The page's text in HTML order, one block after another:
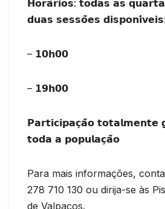
𝗛𝗼𝗿𝗮́𝗿𝗶𝗼𝘀: 𝘁𝗼𝗱𝗮𝘀 𝗮𝘀
𝗱𝘂𝗮𝘀 𝘀𝗲𝘀𝘀𝗼̃𝗲𝘀 𝗱𝗶𝘀𝗽𝗼𝗻𝗶́𝘃𝗲𝗶𝘀:
– 𝟭𝟬𝗵𝟬𝟬
– 𝟭𝟵𝗵𝟬𝟬
𝗣𝗮𝗿𝘁𝗶𝗰𝗶𝗽𝗮𝗰̧𝗮̃𝗼 𝘁𝗼𝘁𝗮𝗹𝗺𝗲𝗻𝘁𝗲
𝘁𝗼𝗱𝗮 𝗮 𝗽𝗼𝗽𝘂𝗹𝗮𝗰̧𝗮̃𝗼
Para mais informações,
278 710 130 ou dirija-se às
de Valpaços.